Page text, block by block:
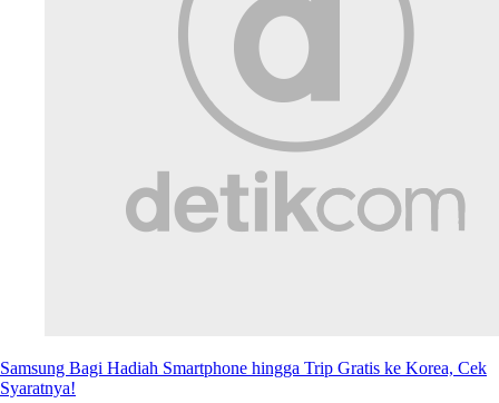
Samsung Bagi Hadiah Smartphone hingga Trip Gratis ke Korea, Cek
Syaratnya!